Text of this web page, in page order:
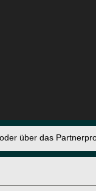
über das